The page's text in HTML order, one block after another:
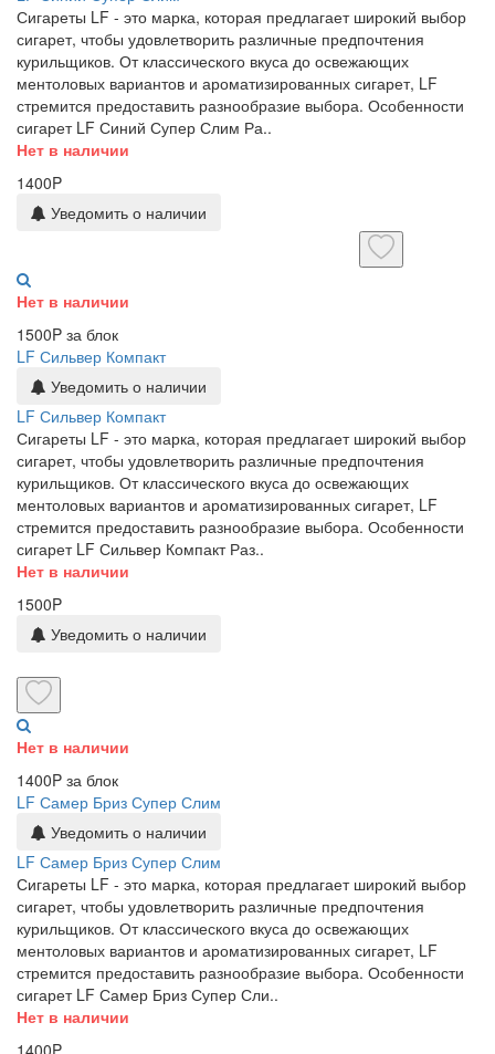
Сигареты LF - это марка, которая предлагает широкий выбор
сигарет, чтобы удовлетворить различные предпочтения
курильщиков. От классического вкуса до освежающих
ментоловых вариантов и ароматизированных сигарет, LF
стремится предоставить разнообразие выбора. Особенности
сигарет LF Синий Супер Слим Ра..
Нет в наличии
1400P
Уведомить о наличии
Нет в наличии
1500P за блок
LF Сильвер Компакт
Уведомить о наличии
LF Сильвер Компакт
Сигареты LF - это марка, которая предлагает широкий выбор
сигарет, чтобы удовлетворить различные предпочтения
курильщиков. От классического вкуса до освежающих
ментоловых вариантов и ароматизированных сигарет, LF
стремится предоставить разнообразие выбора. Особенности
сигарет LF Сильвер Компакт Раз..
Нет в наличии
1500P
Уведомить о наличии
Нет в наличии
1400P за блок
LF Самер Бриз Супер Слим
Уведомить о наличии
LF Самер Бриз Супер Слим
Сигареты LF - это марка, которая предлагает широкий выбор
сигарет, чтобы удовлетворить различные предпочтения
курильщиков. От классического вкуса до освежающих
ментоловых вариантов и ароматизированных сигарет, LF
стремится предоставить разнообразие выбора. Особенности
сигарет LF Самер Бриз Супер Сли..
Нет в наличии